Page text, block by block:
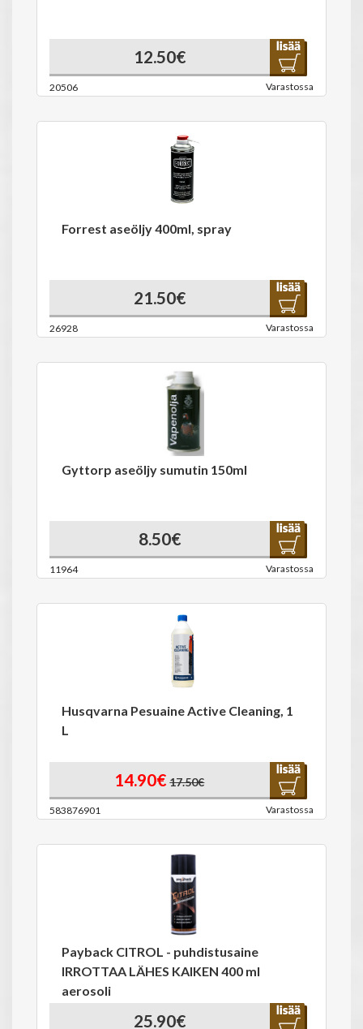
12.50€
20506 Varastossa
Forrest aseöljy 400ml, spray
21.50€
26928 Varastossa
Gyttorp aseöljy sumutin 150ml
8.50€
11964 Varastossa
Husqvarna Pesuaine Active Cleaning, 1
L
14.90€ 17.50€
583876901 Varastossa
Payback CITROL - puhdistusaine
IRROTTAA LÄHES KAIKEN 400 ml
aerosoli
25.90€